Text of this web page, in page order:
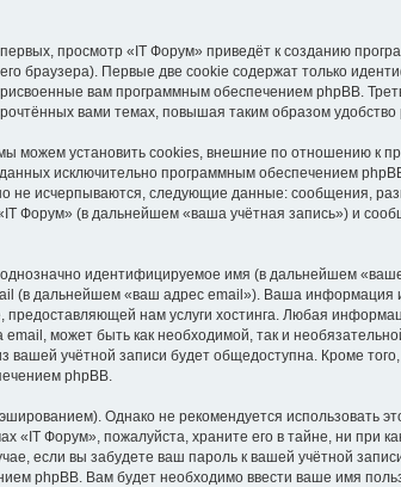
просмотр «IT Форум» приведёт к созданию
браузера). Первые две cookie содержат только
вам программным обеспечением phpBB.
вами темах, повышая таким образом
можем установить cookies, внешние по отношению к
исключительно программным обеспечением
не исчерпываются, следующие данные: сообщения,
Форум» (в дальнейшем «ваша учётная запись») и
идентифицируемое имя (в дальнейшем
(в дальнейшем «ваш адрес email»). Ваша информация
нам услуги хостинга. Любая
может быть как необходимой, так и
учётной записи будет общедоступна. Кроме
phpBB.
Однако не рекомендуется использовать
«IT Форум», пожалуйста, храните его в тайне, ни при
если вы забудете ваш пароль к вашей учётной
phpBB. Вам будет необходимо ввести ваше имя